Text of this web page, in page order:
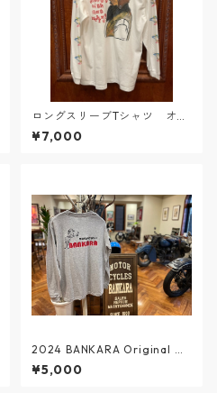
ロングスリーブTシャツ オー
ルドレーサー
¥7,000
2024 BANKARA Original ロ
ングスリーブTee 整備士 グレ
ー
¥5,000